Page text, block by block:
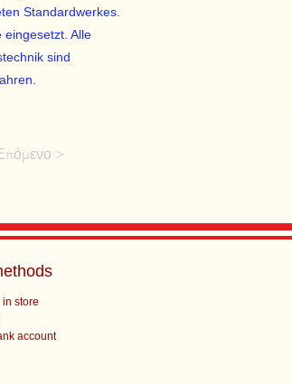
Standardwerkes.
eingesetzt. Alle
sind
>
store
account